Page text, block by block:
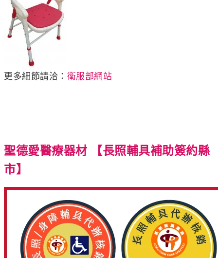
更多細節請洽： 衛服部網站
聖德愛醫療器材 【長照輔具補助簽約縣
市】